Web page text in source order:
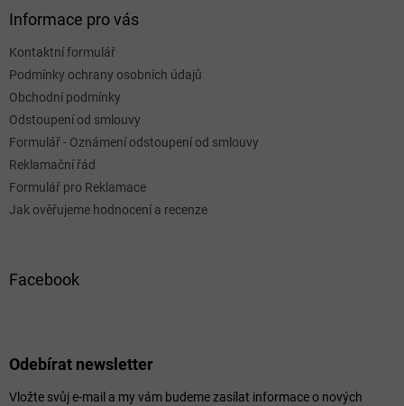
Informace pro vás
Kontaktní formulář
Podmínky ochrany osobních údajů
Obchodní podmínky
Odstoupení od smlouvy
Formulář - Oznámení odstoupení od smlouvy
Reklamační řád
Formulář pro Reklamace
Jak ověřujeme hodnocení a recenze
Facebook
Odebírat newsletter
Vložte svůj e-mail a my vám budeme zasílat informace o nových